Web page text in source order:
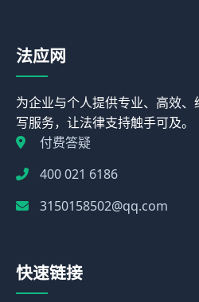
法应网
为企业与个人提供专业、高效
写服务，让法律支持触手可及。
付费答疑
400 021 6186
3150158502@qq.com
快速链接